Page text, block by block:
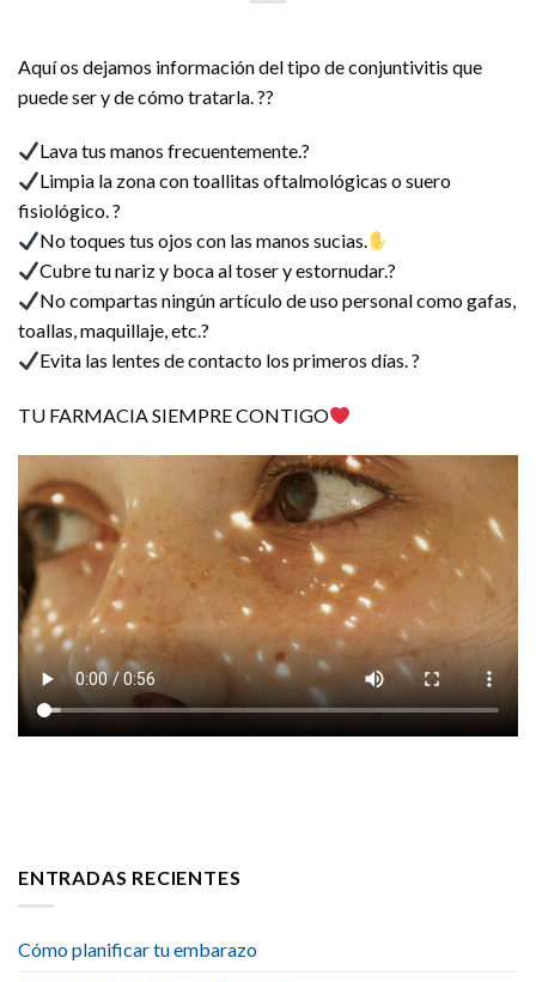
Aquí os dejamos información del tipo de conjuntivitis que
puede ser y de cómo tratarla. ??
Lava tus manos frecuentemente.?
Limpia la zona con toallitas oftalmológicas o suero
fisiológico. ?
No toques tus ojos con las manos sucias.
Cubre tu nariz y boca al toser y estornudar.?
No compartas ningún artículo de uso personal como gafas,
toallas, maquillaje, etc.?
Evita las lentes de contacto los primeros días. ?
TU FARMACIA SIEMPRE CONTIGO
ENTRADAS RECIENTES
Cómo planificar tu embarazo